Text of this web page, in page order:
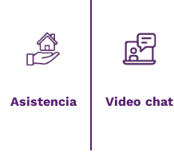
Asistencia Video chat